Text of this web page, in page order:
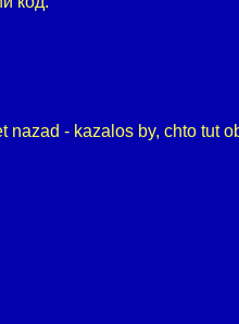
- kazalos by, chto tut